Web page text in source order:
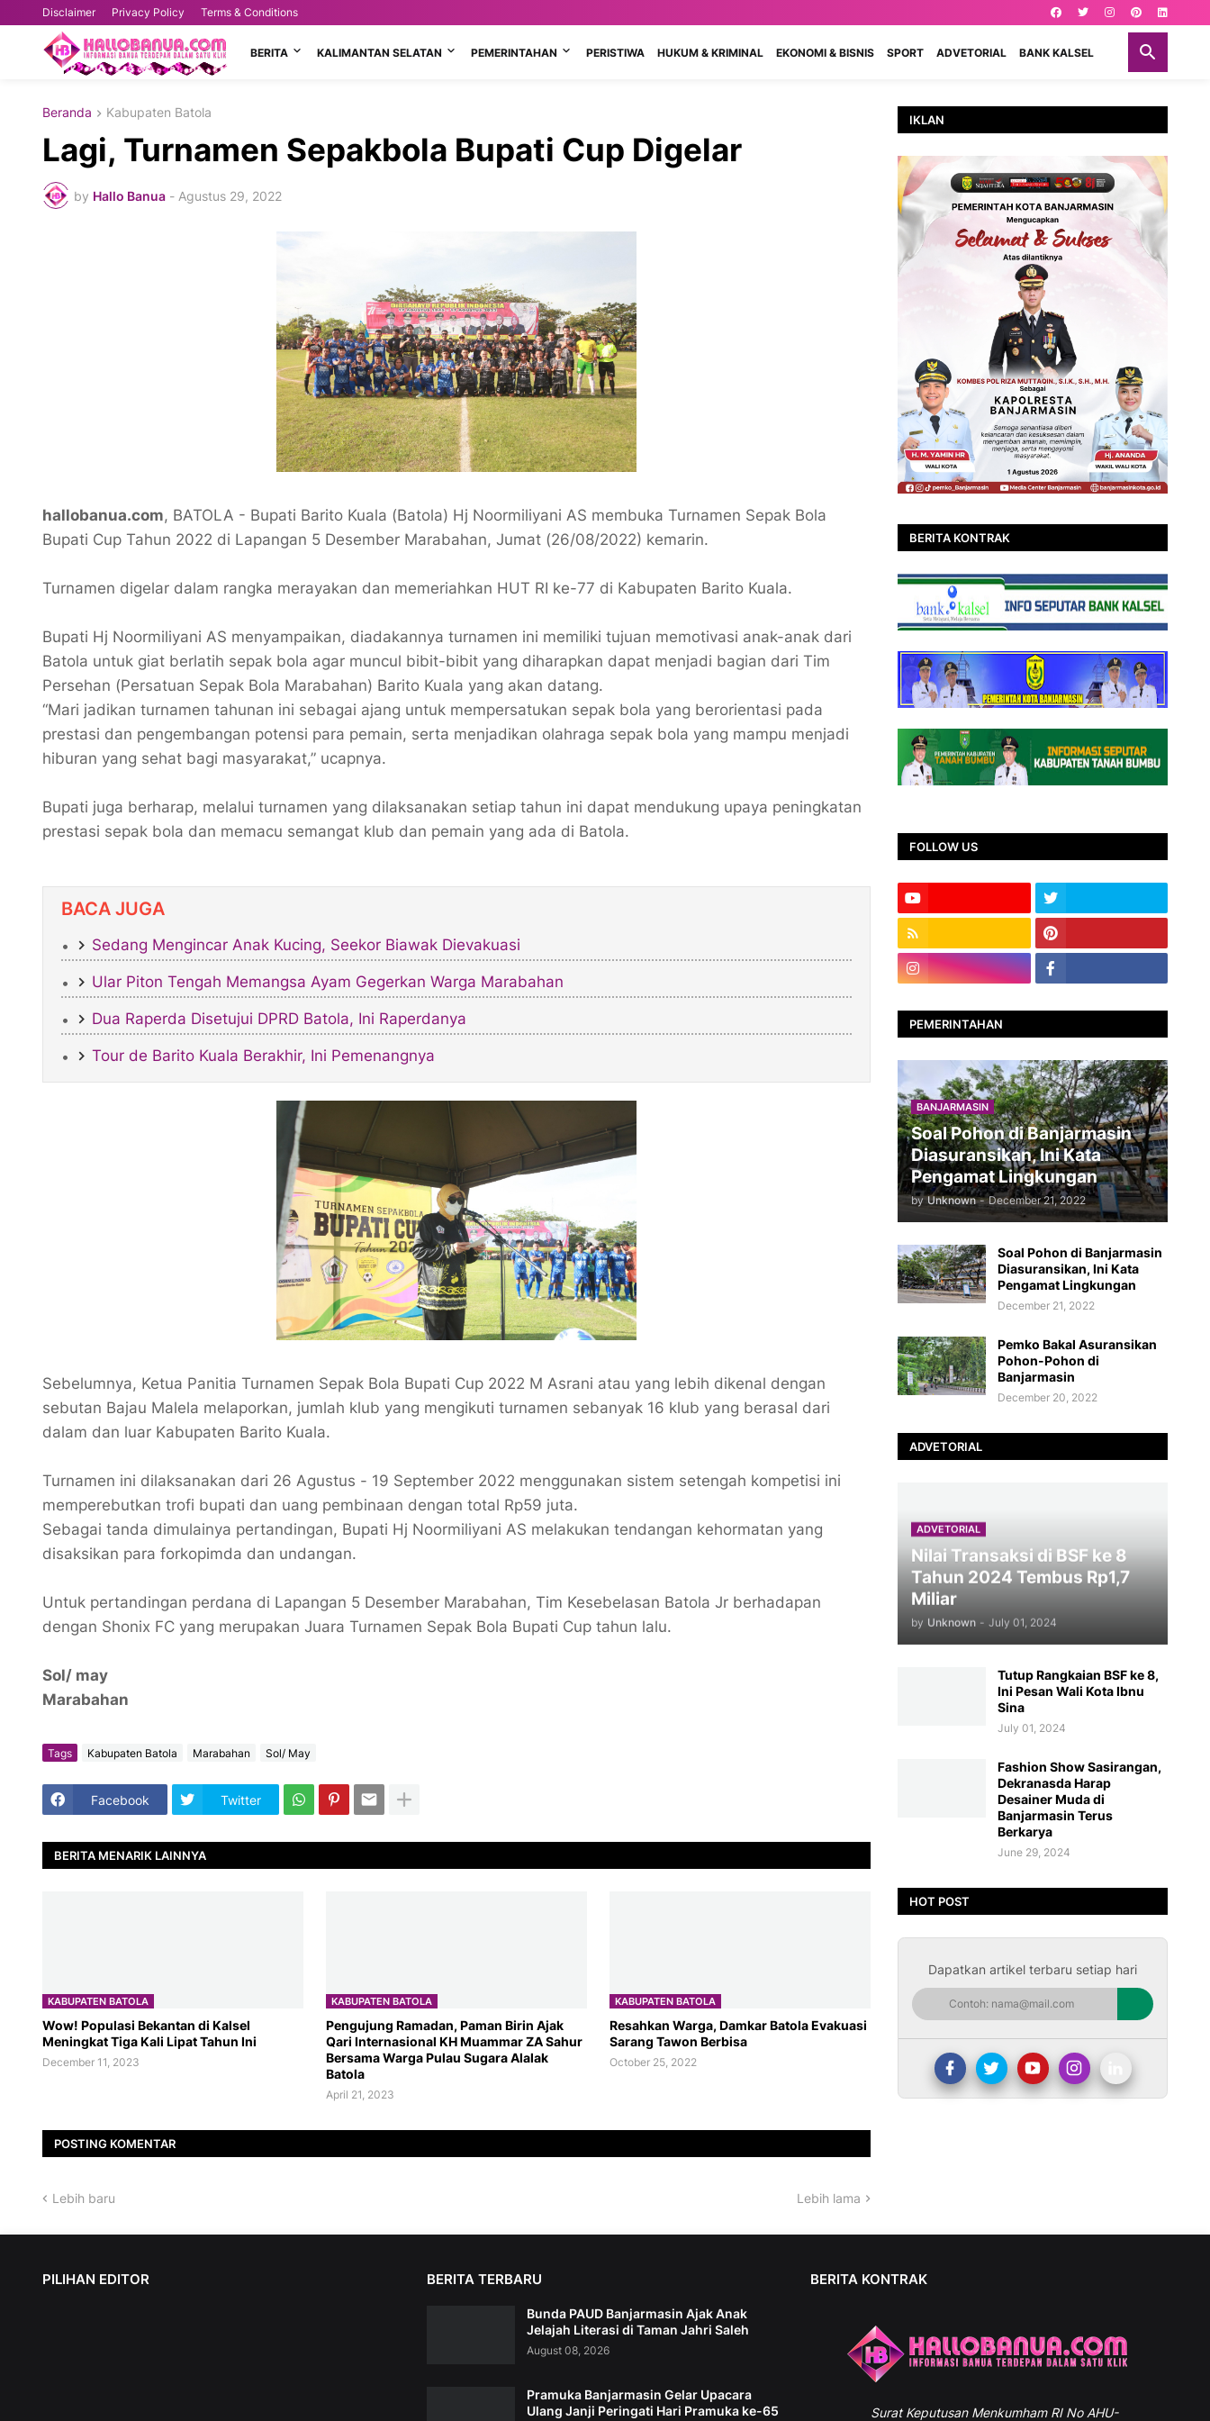
Disclaimer Privacy Policy Terms & Conditions
BERITA KALIMANTAN SELATAN PEMERINTAHAN PERISTIWA HUKUM & KRIMINAL EKONOMI & BISNIS SPORT ADVETORIAL BANK KALSEL
Beranda Kabupaten Batola
Lagi, Turnamen Sepakbola Bupati Cup Digelar
by Hallo Banua - Agustus 29, 2022
hallobanua.com, BATOLA - Bupati Barito Kuala (Batola) Hj Noormiliyani AS membuka Turnamen Sepak Bola
Bupati Cup Tahun 2022 di Lapangan 5 Desember Marabahan, Jumat (26/08/2022) kemarin.
Turnamen digelar dalam rangka merayakan dan memeriahkan HUT RI ke-77 di Kabupaten Barito Kuala.
Bupati Hj Noormiliyani AS menyampaikan, diadakannya turnamen ini memiliki tujuan memotivasi anak-anak dari
Batola untuk giat berlatih sepak bola agar muncul bibit-bibit yang diharapkan dapat menjadi bagian dari Tim
Persehan (Persatuan Sepak Bola Marabahan) Barito Kuala yang akan datang.
“Mari jadikan turnamen tahunan ini sebagai ajang untuk mempersatukan sepak bola yang berorientasi pada
prestasi dan pengembangan potensi para pemain, serta menjadikan olahraga sepak bola yang mampu menjadi
hiburan yang sehat bagi masyarakat,” ucapnya.
Bupati juga berharap, melalui turnamen yang dilaksanakan setiap tahun ini dapat mendukung upaya peningkatan
prestasi sepak bola dan memacu semangat klub dan pemain yang ada di Batola.
BACA JUGA
Sedang Mengincar Anak Kucing, Seekor Biawak Dievakuasi
Ular Piton Tengah Memangsa Ayam Gegerkan Warga Marabahan
Dua Raperda Disetujui DPRD Batola, Ini Raperdanya
Tour de Barito Kuala Berakhir, Ini Pemenangnya
Sebelumnya, Ketua Panitia Turnamen Sepak Bola Bupati Cup 2022 M Asrani atau yang lebih dikenal dengan
sebutan Bajau Malela melaporkan, jumlah klub yang mengikuti turnamen sebanyak 16 klub yang berasal dari
dalam dan luar Kabupaten Barito Kuala.
Turnamen ini dilaksanakan dari 26 Agustus - 19 September 2022 menggunakan sistem setengah kompetisi ini
memperebutkan trofi bupati dan uang pembinaan dengan total Rp59 juta.
Sebagai tanda dimulainya pertandingan, Bupati Hj Noormiliyani AS melakukan tendangan kehormatan yang
disaksikan para forkopimda dan undangan.
Untuk pertandingan perdana di Lapangan 5 Desember Marabahan, Tim Kesebelasan Batola Jr berhadapan
dengan Shonix FC yang merupakan Juara Turnamen Sepak Bola Bupati Cup tahun lalu.
Sol/ may
Marabahan
Tags Kabupaten Batola Marabahan Sol/ May
Facebook Twitter
BERITA MENARIK LAINNYA
KABUPATEN BATOLA
Wow! Populasi Bekantan di Kalsel
Meningkat Tiga Kali Lipat Tahun Ini
December 11, 2023
KABUPATEN BATOLA
Pengujung Ramadan, Paman Birin Ajak
Qari Internasional KH Muammar ZA Sahur
Bersama Warga Pulau Sugara Alalak
Batola
April 21, 2023
KABUPATEN BATOLA
Resahkan Warga, Damkar Batola Evakuasi
Sarang Tawon Berbisa
October 25, 2022
POSTING KOMENTAR
Lebih baru Lebih lama
IKLAN
BERITA KONTRAK
FOLLOW US
PEMERINTAHAN
BANJARMASIN
Soal Pohon di Banjarmasin
Diasuransikan, Ini Kata
Pengamat Lingkungan
by Unknown - December 21, 2022
Soal Pohon di Banjarmasin
Diasuransikan, Ini Kata
Pengamat Lingkungan
December 21, 2022
Pemko Bakal Asuransikan
Pohon-Pohon di
Banjarmasin
December 20, 2022
ADVETORIAL
ADVETORIAL
Nilai Transaksi di BSF ke 8
Tahun 2024 Tembus Rp1,7
Miliar
by Unknown - July 01, 2024
Tutup Rangkaian BSF ke 8,
Ini Pesan Wali Kota Ibnu
Sina
July 01, 2024
Fashion Show Sasirangan,
Dekranasda Harap
Desainer Muda di
Banjarmasin Terus
Berkarya
June 29, 2024
HOT POST
Dapatkan artikel terbaru setiap hari
PILIHAN EDITOR BERITA TERBARU
Bunda PAUD Banjarmasin Ajak Anak
Jelajah Literasi di Taman Jahri Saleh
August 08, 2026
Pramuka Banjarmasin Gelar Upacara
Ulang Janji Peringati Hari Pramuka ke-65
BERITA KONTRAK
SuratKeputusan Menkumham RI No AHU-